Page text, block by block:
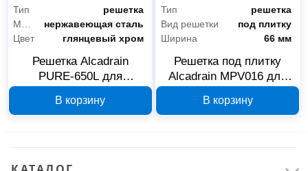
Тип
решетка
нержавеющая сталь
Цвет
глянцевый хром
Решетка Alcadrain
PURE-650L для
желоба, глянцевый
хром
В корзину
Тип
решетка
Вид решетки
под плитку
Ширина
66 мм
Решетка под плитку
Alcadrain MPV016 для
мм
В корзину